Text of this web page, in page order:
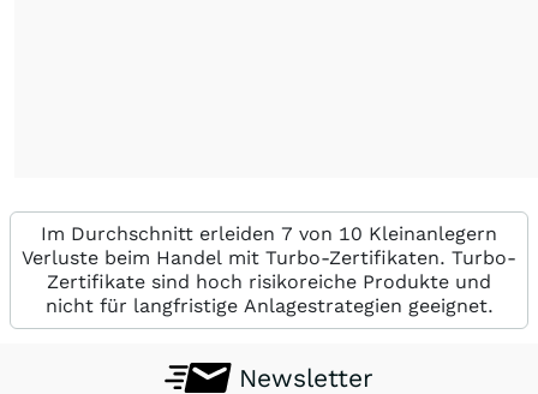
Im Durchschnitt erleiden 7 von 10 Kleinanlegern
Verluste beim Handel mit Turbo-Zertifikaten. Turbo-
Zertifikate sind hoch risikoreiche Produkte und
nicht für langfristige Anlagestrategien geeignet.
Newsletter